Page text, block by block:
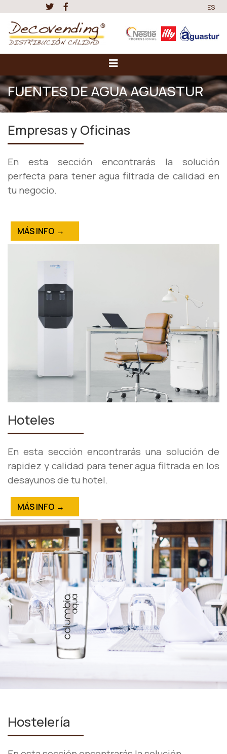
ES
FUENTES DE AGUA AGUASTUR
Empresas y Oficinas
En esta sección encontrarás la solución
perfecta para tener agua filtradade calidad en
tu negocio.
MÁS INFO →
Hoteles
En esta sección encontrarás una solución de
rapidez y calidad para tener agua filtrada en los
desayunos de tu hotel.
MÁS INFO →
Hostelería